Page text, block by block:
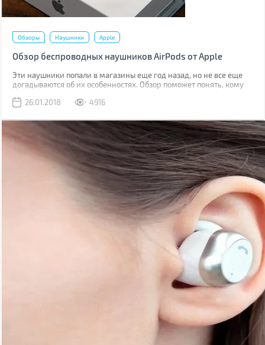
Обзоры Наушники Apple
Обзор беспроводных наушников AirPods от Apple
Эти наушники попали в магазины еще год назад, но не все еще
догадываются об их особенностях. Обзор поможет понять, кому
26.01.2018
4916